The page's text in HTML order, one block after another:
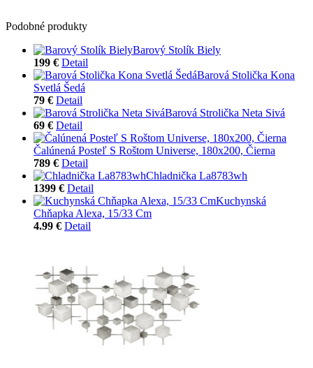
Podobné produkty
Barový Stolík Biely
199 € Detail
Barová Stolička Kona
Svetlá Šedá
79 € Detail
Barová Strolička Neta Sivá
69 € Detail
Čalúnená Posteľ S Roštom Universe, 180x200, Čierna
789 € Detail
Chladnička La8783wh
1399 € Detail
Kuchynská
Chňapka Alexa, 15/33 Cm
4.99 € Detail